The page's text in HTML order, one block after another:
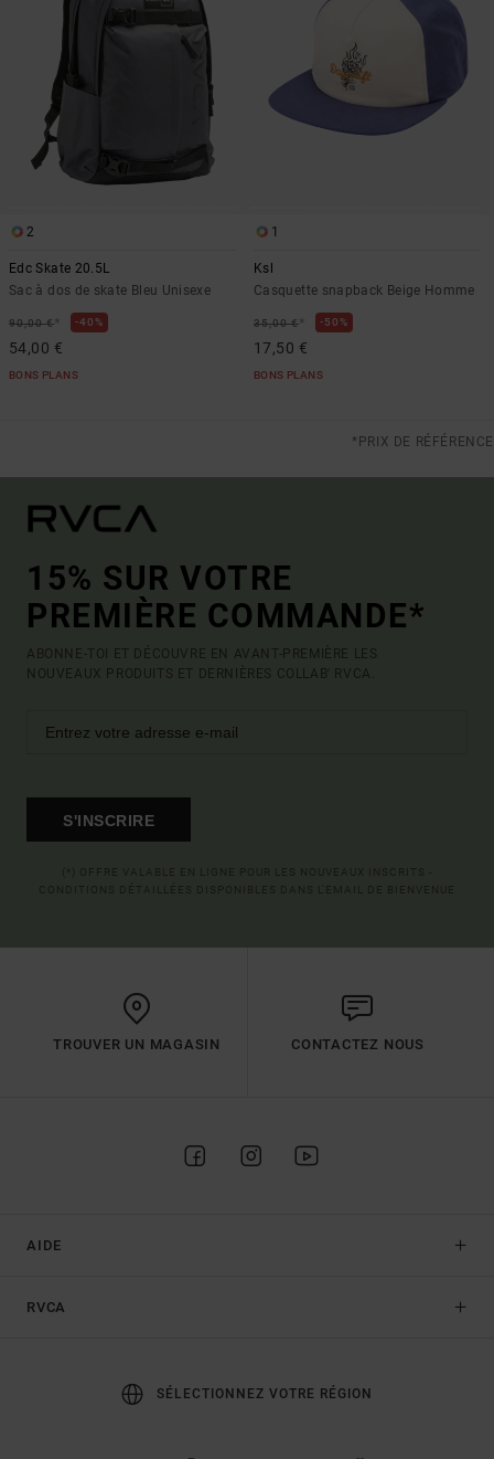
2
Edc Skate 20.5L
Sac à dos de skate Bleu Unisexe
90,00 €* 40%
54,00 €
BONS PLANS
1
Ksl
Casquette snapback Beige Homme
35,00 €* 50%
17,50 €
BONS PLANS
*PRIX DE RÉFÉRENCE
15% SUR VOTRE
PREMIÈRE COMMANDE*
ABONNE-TOI ET DÉCOUVRE EN AVANT-PREMIÈRE LES
NOUVEAUX PRODUITS ET DERNIÈRES COLLAB' RVCA.
S'INSCRIRE
TROUVER UN MAGASIN CONTACTEZ NOUS
AIDE
RVCA
SÉLECTIONNEZ VOTRE RÉGION